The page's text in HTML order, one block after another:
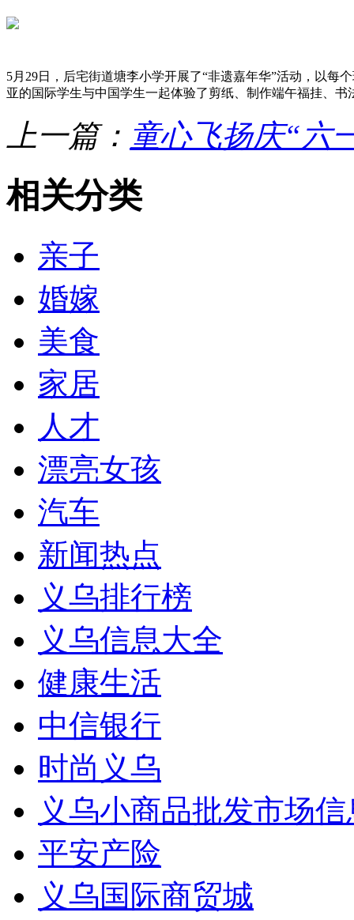
5月29日，后宅街道塘李小学开展了“非遗嘉年华”活动，以每
亚的国际学生与中国学生一起体验了剪纸、制作端午福挂、书
上一篇： 童心飞扬庆“六
相关分类
亲子
婚嫁
美食
家居
人才
漂亮女孩
汽车
新闻热点
义乌排行榜
义乌信息大全
健康生活
中信银行
时尚义乌
义乌小商品批发市场
平安产险
义乌国际商贸城